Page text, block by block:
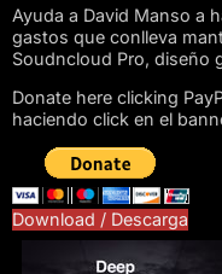
Ayuda a David Manso a
gastos que conlleva
Soudncloud Pro, diseño
Donate here clicking
haciendo click en el
Download / Descarga